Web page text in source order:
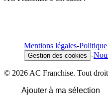
Mentions légales-
Gestion des cookies -
© 2026 AC Franchise. Tout droit
Ajouter à ma sélection